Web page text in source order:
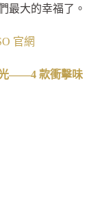
最大的幸福了。
官網
——4 款衝擊味